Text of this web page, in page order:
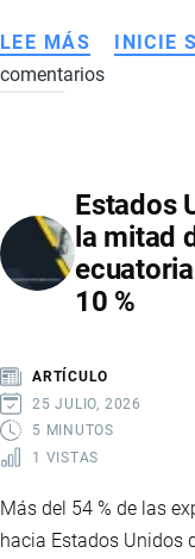
LA
LEE MÁS SOBRE
ECUADOR
DEL
LIBRO
DE
COMO
PAÍS
INVITADO
INICIE
comentarios
Estados
la mitad
10 %
ARTÍCULO
25 JULIO, 2026
5 MINUTOS
1 VISTAS
Más del 54 % de las
hacia Estados Unidos